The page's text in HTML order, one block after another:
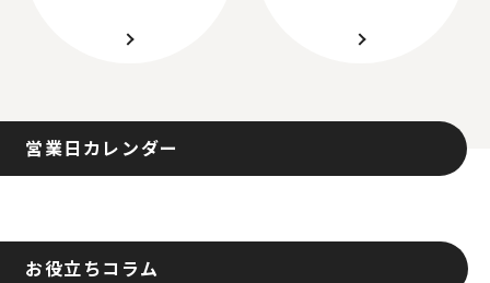
営業日カレンダー
お役立ちコラム